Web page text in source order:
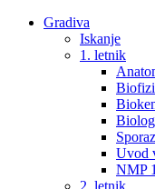
Gradiva
Iskanje
1. letnik
Uvod
NMP
2. letnik